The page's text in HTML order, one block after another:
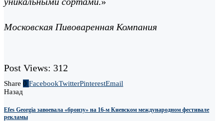
Московская Пивоваренная Компания
Post Views: 312
Share 0 FacebookTwitterPinterestEmail
Назад
Efes Georgia завоевала «бронзу» на 16-м Киевском международном фестивале
рекламы